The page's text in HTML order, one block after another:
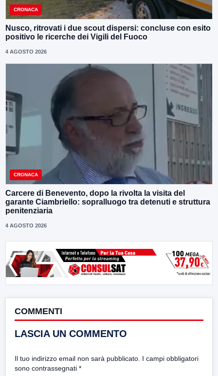
CRONACA
Nusco, ritrovati i due scout dispersi: concluse con esito
positivo le ricerche dei Vigili del Fuoco
4 AGOSTO 2026
CRONACA
Carcere di Benevento, dopo la rivolta la visita del
garante Ciambriello: sopralluogo tra detenuti e struttura
penitenziaria
4 AGOSTO 2026
COMMENTI
LASCIA UN COMMENTO
Il tuo indirizzo email non sarà pubblicato. I campi obbligatori
sono contrassegnati *